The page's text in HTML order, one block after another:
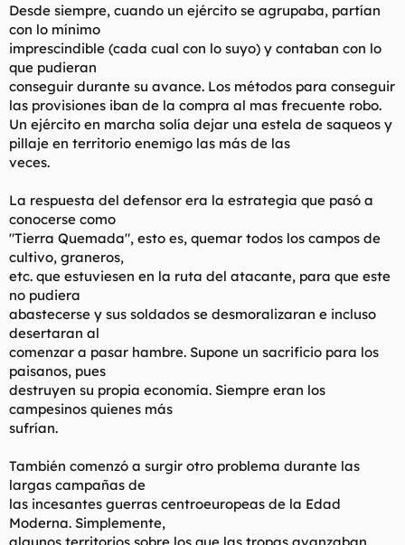
Desde siempre, cuando un ejército se agrupaba, partían
con lo mínimo
imprescindible (cada cual con lo suyo) y contaban con lo
que pudieran
conseguir durante su avance. Los métodos para conseguir
las provisiones iban de la compra al mas frecuente robo.
Un ejército en marcha solía dejar una estela de saqueos y
pillaje en territorio enemigo las más de las
veces.
La respuesta del defensor era la estrategia que pasó a
conocerse como
"Tierra Quemada", esto es, quemar todos los campos de
cultivo, graneros,
etc. que estuviesen en la ruta del atacante, para que este
no pudiera
abastecerse y sus soldados se desmoralizaran e incluso
desertaran al
comenzar a pasar hambre. Supone un sacrificio para los
paisanos, pues
destruyen su propia economía. Siempre eran los
campesinos quienes más
sufrían.
También comenzó a surgir otro problema durante las
largas campañas de
las incesantes guerras centroeuropeas de la Edad
Moderna. Simplemente,
algunos territorios sobre los que las tropas avanzaban